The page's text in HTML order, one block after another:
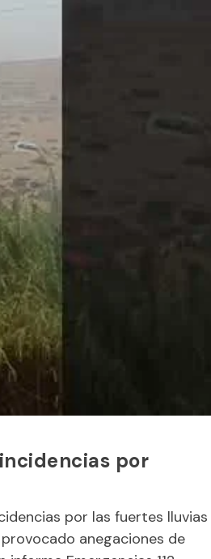
por
por las fuertes lluvias
anegaciones de